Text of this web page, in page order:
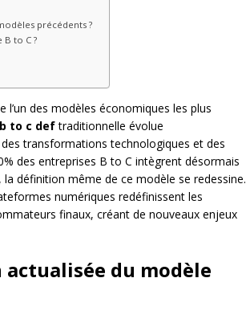
précédents ?
to C ?
des modèles économiques les plus
b to c deftraditionnelle évolue
transformations technologiques et des
des entreprises B to C intègrent désormais
définition même de ce modèle se redessine.
numériques redéfinissent les
finaux, créant de nouveaux enjeux
actualisée du modèle